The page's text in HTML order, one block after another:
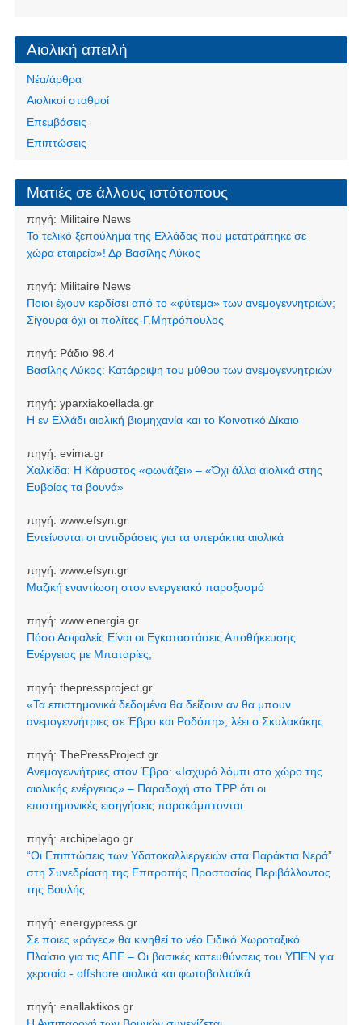
Αιολική απειλή
Νέα/άρθρα
Αιολικοί σταθμοί
Επεμβάσεις
Επιπτώσεις
Ματιές σε άλλους ιστότοπους
πηγή: Militaire News
Το τελικό ξεπούλημα της Ελλάδας που μετατράπηκε σε
χώρα εταιρεία»! Δρ Βασίλης Λύκος
πηγή: Militaire News
Ποιοι έχουν κερδίσει από το «φύτεμα» των ανεμογεννητριών;
Σίγουρα όχι οι πολίτες-Γ.Μητρόπουλος
πηγή: Ράδιο 98.4
Βασίλης Λύκος: Κατάρριψη του μύθου των ανεμογεννητριών
πηγή: yparxiakoellada.gr
Η εν Ελλάδι αιολική βιομηχανία και το Κοινοτικό Δίκαιο
πηγή: evima.gr
Χαλκίδα: Η Κάρυστος «φωνάζει» – «Όχι άλλα αιολικά στης
Ευβοίας τα βουνά»
πηγή: www.efsyn.gr
Εντείνονται οι αντιδράσεις για τα υπεράκτια αιολικά
πηγή: www.efsyn.gr
Μαζική εναντίωση στον ενεργειακό παροξυσμό
πηγή: www.energia.gr
Πόσο Ασφαλείς Είναι οι Εγκαταστάσεις Αποθήκευσης
Ενέργειας με Μπαταρίες;
πηγή: thepressproject.gr
«Τα επιστημονικά δεδομένα θα δείξουν αν θα μπουν
ανεμογεννήτριες σε Έβρο και Ροδόπη», λέει ο Σκυλακάκης
πηγή: ThePressProject.gr
Ανεμογεννήτριες στον Έβρο: «Ισχυρό λόμπι στο χώρο της
αιολικής ενέργειας» – Παραδοχή στο TPP ότι οι
επιστημονικές εισηγήσεις παρακάμπτονται
πηγή: archipelago.gr
“Οι Επιπτώσεις των Υδατοκαλλιεργειών στα Παράκτια Νερά”
στη Συνεδρίαση της Επιτροπής Προστασίας Περιβάλλοντος
της Βουλής
πηγή: energypress.gr
Σε ποιες «ράγες» θα κινηθεί το νέο Ειδικό Χωροταξικό
Πλαίσιο για τις ΑΠΕ – Οι βασικές κατευθύνσεις του ΥΠΕΝ για
χερσαία - offshore αιολικά και φωτοβολταϊκά
πηγή: enallaktikos.gr